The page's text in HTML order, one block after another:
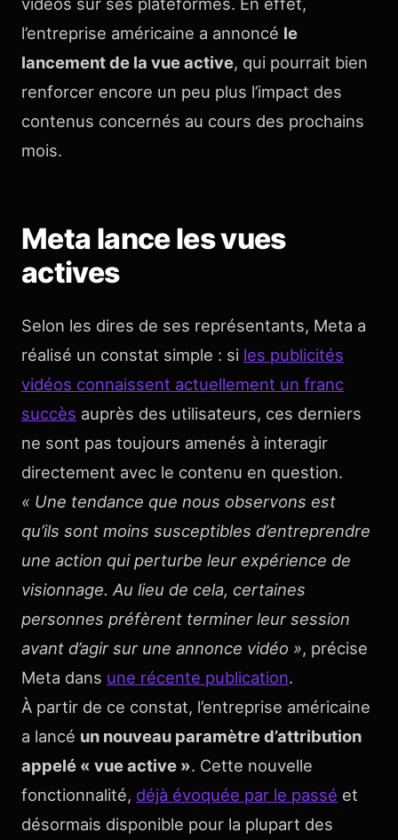
l’entreprise américaine a annoncé le
lancement de la vue active, qui pourrait bien
renforcer encore un peu plus l’impact des
contenus concernés au cours des prochains
mois.
Meta lance les vues
actives
Selon les dires de ses représentants, Meta a
réalisé un constat simple : si les publicités
vidéos connaissent actuellement un franc
succès auprès des utilisateurs, ces derniers
ne sont pas toujours amenés à interagir
directement avec le contenu en question.
« Une tendance que nous observons est
qu’ils sont moins susceptibles d’entreprendre
une action qui perturbe leur expérience de
visionnage. Au lieu de cela, certaines
personnes préfèrent terminer leur session
avant d’agir sur une annonce vidéo », précise
Meta dans une récente publication.
À partir de ce constat, l’entreprise américaine
a lancé un nouveau paramètre d’attribution
appelé « vue active ». Cette nouvelle
fonctionnalité, déjà évoquée par le passé et
désormais disponible pour la plupart des